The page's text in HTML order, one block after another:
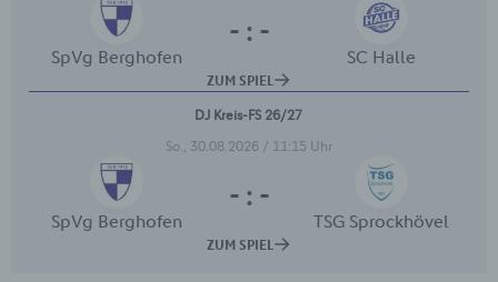
Begrifflichkeiten erläutern.
Wir verwenden in dieser Datenschutzerklärung
unter anderem die folgenden Begriffe:
Personenbezogene Daten sind alle
Informationen, die sich auf eine identifizierte
oder identifizierbare natürliche Person (im
Folgenden „betroffene Person") beziehen. Als
identifizierbar wird eine natürliche Person